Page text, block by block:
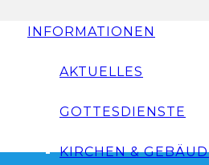
INFORMATIONEN
AKTUELLES
GOTTESDIENSTE
KIRCHEN &